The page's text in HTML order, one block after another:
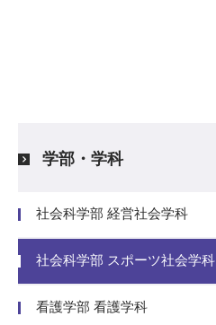
学部・学科
社会科学部 経営社会学科
社会科学部 スポーツ社会学科
看護学部 看護学科